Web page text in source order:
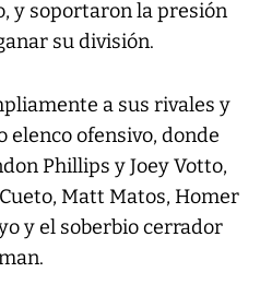
y soportaron la presión
su división.
a sus rivales y
elenco ofensivo, donde
Phillips y Joey Votto,
Matt Matos, Homer
y el soberbio cerrador